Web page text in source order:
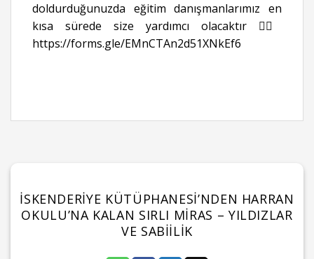
doldurduğunuzda eğitim danışmanlarımız en
kısa sürede size yardımcı olacaktır 👉🏻
https://forms.gle/EMnCTAn2d51XNkEf6
İSKENDERIYE KÜTÜPHANESI’NDEN HARRAN
OKULU’NA KALAN SIRLI MIRAS – YILDIZLAR
VE SABIILIK